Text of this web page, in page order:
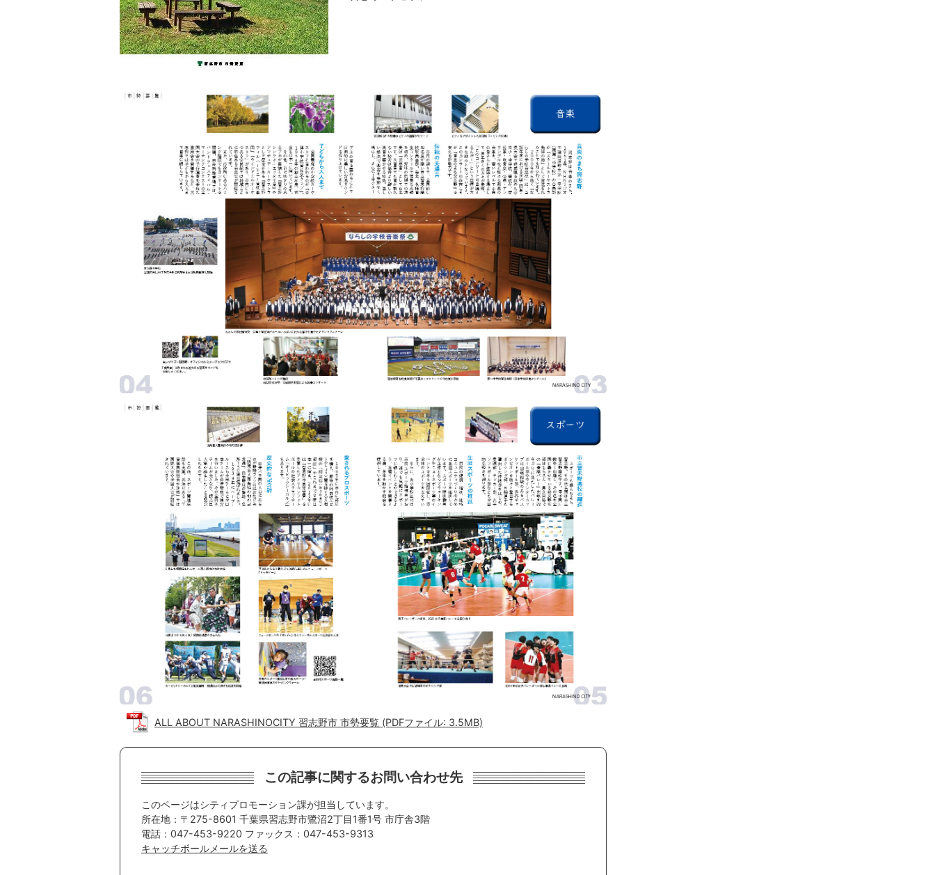
ALL ABOUT NARASHINOCITY 習志野市 市勢要覧 (PDFファイル: 3.5MB)
この記事に関するお問い合わせ先
このページはシティプロモーション課が担当しています。
所在地：〒275-8601 千葉県習志野市鷺沼2丁目1番1号 市庁舎3階
電話：047-453-9220 ファックス：047-453-9313
キャッチボールメールを送る